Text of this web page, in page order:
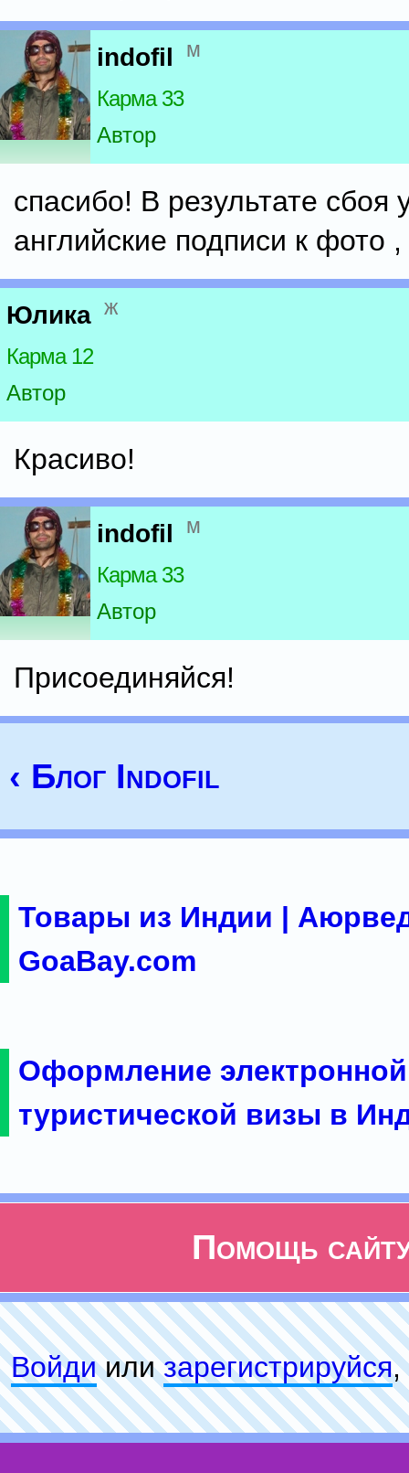
indofil м
Карма 33
Автор
спасибо! В результате сбоя
английские подписи к фото
Юлика ж
Карма 12
Автор
Красиво!
indofil м
Карма 33
Автор
Присоединяйся!
‹ Блог Indofil
Товары из Индии |
GoaBay.com
Оформление электронной
туристической визы в
Помощь
Войдиилизарeгиcтpируйся,